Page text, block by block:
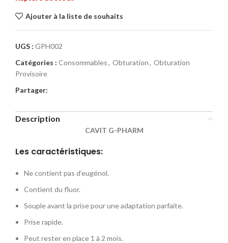
Ajouter à la liste de souhaits
UGS : GPH002
Catégories : Consommables, Obturation, Obturation
Provisoire
Partager:
Description
CAVIT G-PHARM
Les caractéristiques:
Ne contient pas d’eugénol.
Contient du fluor.
Souple avant la prise pour une adaptation parfaite.
Prise rapide.
Peut rester en place 1 à 2 mois.